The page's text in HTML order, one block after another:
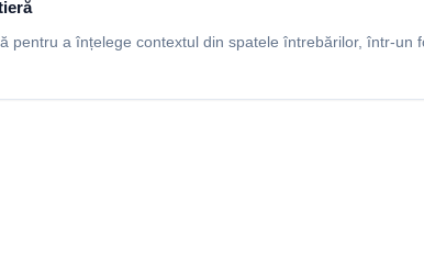
pentru a înțelege contextul din spatele întrebărilor, într-un